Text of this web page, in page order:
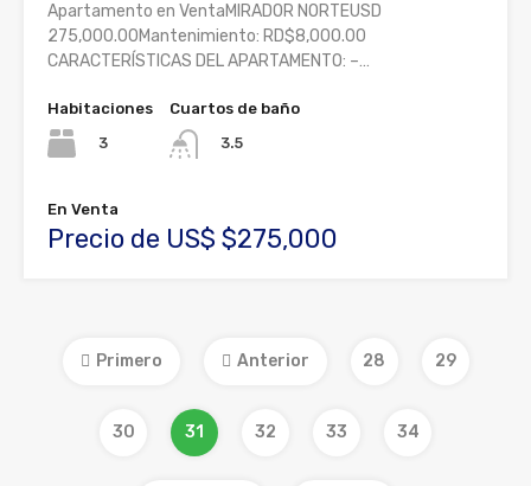
Apartamento en VentaMIRADOR NORTEUSD
275,000.00Mantenimiento: RD$8,000.00
CARACTERÍSTICAS DEL APARTAMENTO: –…
Habitaciones
3
Cuartos de baño
3.5
En Venta
Precio de US$ $275,000
Primero Anterior 28 29
30 31 32 33 34